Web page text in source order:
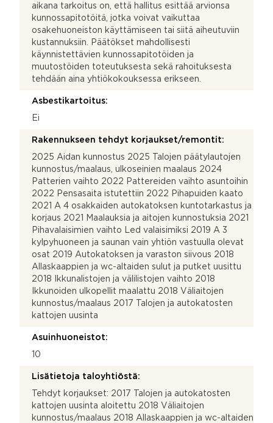
aikana tarkoitus on, että hallitus esittää arvionsa
kunnossapitotöitä, jotka voivat vaikuttaa
osakehuoneiston käyttämiseen tai siitä aiheutuviin
kustannuksiin. Päätökset mahdollisesti
käynnistettävien kunnossapitotöiden ja
muutostöiden toteutuksesta sekä rahoituksesta
tehdään aina yhtiökokouksessa erikseen.
Asbestikartoitus:
Ei
Rakennukseen tehdyt korjaukset/remontit:
2025 Aidan kunnostus 2025 Talojen päätylautojen
kunnostus/maalaus, ulkoseinien maalaus 2024
Patterien vaihto 2022 Pattereiden vaihto asuntoihin
2022 Pensasaita istutettiin 2022 Pihapuiden kaato
2021 A 4 osakkaiden autokatoksen kuntotarkastus ja
korjaus 2021 Maalauksia ja aitojen kunnostuksia 2021
Pihavalaisimien vaihto Led valaisimiksi 2019 A 3
kylpyhuoneen ja saunan vain yhtiön vastuulla olevat
osat 2019 Autokatoksen ja varaston siivous 2018
Allaskaappien ja wc-altaiden sulut ja putket uusittu
2018 Ikkunalistojen ja välilistojen vaihto 2018
Ikkunoiden ulkopellit maalattu 2018 Väliaitojen
kunnostus/maalaus 2017 Talojen ja autokatosten
kattojen uusinta
Asuinhuoneistot:
10
Lisätietoja taloyhtiöstä:
Tehdyt korjaukset: 2017 Talojen ja autokatosten
kattojen uusinta aloitettu 2018 Väliaitojen
kunnostus/maalaus 2018 Allaskaappien ja wc-altaiden